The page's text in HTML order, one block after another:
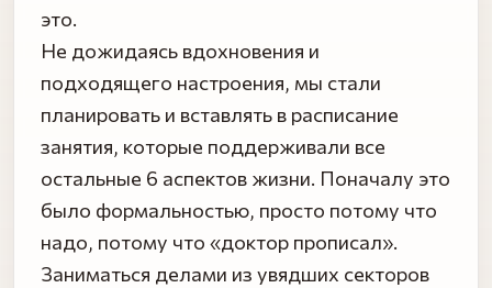
это.
Не дожидаясь вдохновения и
подходящего настроения, мы стали
планировать и вставлять в расписание
занятия, которые поддерживали все
остальные 6 аспектов жизни. Поначалу это
было формальностью, просто потому что
надо, потому что «доктор прописал».
Заниматься делами из увядших секторов